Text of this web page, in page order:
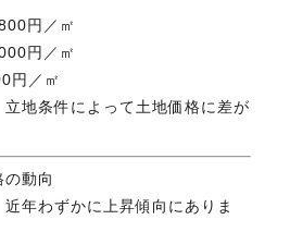
お問い合わせはこちら
円／㎡
円／㎡
円／㎡
地条件によって土地価格に差が
動向
年わずかに上昇傾向にありま